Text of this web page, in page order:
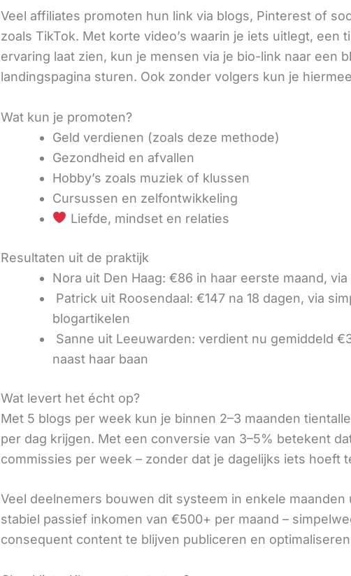
Veel affiliates promoten hun link via blogs, Pinterest of
zoals TikTok. Met korte video’s waarin je iets uitlegt, een
ervaring laat zien, kun je mensen via je bio-link naar een
landingspagina sturen. Ook zonder volgers kun je
Wat kun je promoten?
Geld verdienen (zoals deze methode)
Gezondheid en afvallen
Hobby’s zoals muziek of klussen
Cursussen en zelfontwikkeling
Liefde, mindset en relaties
Resultaten uit de praktijk
Nora uit Den Haag: €86 in haar eerste maand,
Patrick uit Roosendaal: €147 na 18 dagen, via
blogartikelen
Sanne uit Leeuwarden: verdient nu gemiddeld
naast haar baan
Wat levert het écht op?
Met 5 blogs per week kun je binnen 2–3 maanden
per dag krijgen. Met een conversie van 3–5% betekent
commissies per week – zonder dat je dagelijks iets hoeft
Veel deelnemers bouwen dit systeem in enkele maanden
stabiel passief inkomen van €500+ per maand –
consequent content te blijven publiceren en